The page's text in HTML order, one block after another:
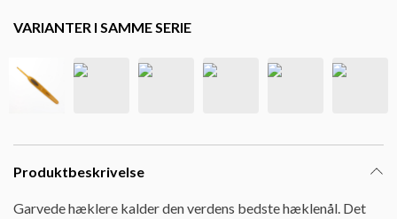
VARIANTER I SAMME SERIE
Produktbeskrivelse
Garvede hæklere kalder den verdens bedste hæklenål. Det